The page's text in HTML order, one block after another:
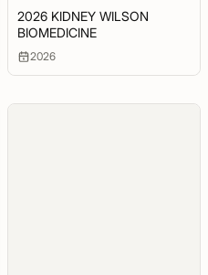
2026 KIDNEY WILSON
BIOMEDICINE
2026